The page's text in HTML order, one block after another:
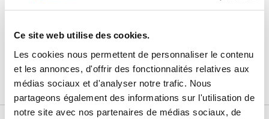
Ce site web utilise des cookies.
Les cookies nous permettent de personnaliser le contenu
et les annonces, d'offrir des fonctionnalités relatives aux
médias sociaux et d'analyser notre trafic. Nous
partageons également des informations sur l'utilisation de
notre site avec nos partenaires de médias sociaux, de